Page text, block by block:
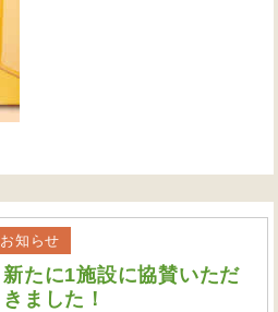
お知らせ
新たに1施設に協賛いただ
きました！